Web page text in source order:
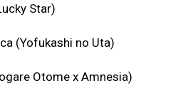
Star)
(Yofukashi no Uta)
Otome x Amnesia)